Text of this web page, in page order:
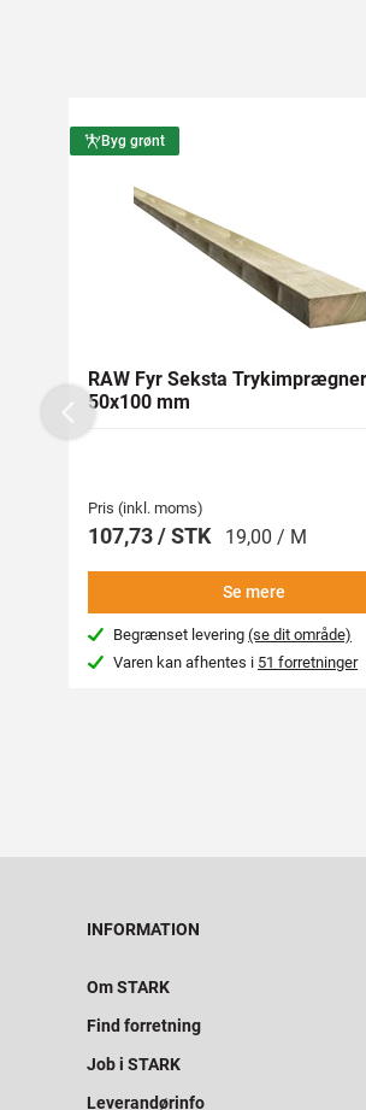
Byg grønt
RAW Fyr Seksta
50x100 mm
Pris (inkl. moms)
107,73 / STK 19,00 / M
Se mere
Begrænset levering(se dit område)
Varen kan afhentes i 51 forretninger
Previous
INFORMATION
Om STARK
Find forretning
Job i STARK
Leverandørinfo